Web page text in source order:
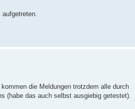
aufgetreten.
die Meldungen trotzdem alle durch
(habe das auch selbst ausgiebig getestet).